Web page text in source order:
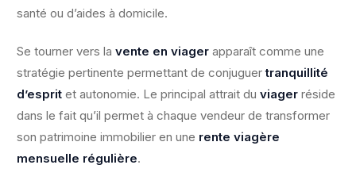
santé ou d’aides à domicile.
Se tourner vers la vente en viager apparaît comme une
stratégie pertinente permettant de conjuguertranquillité
d’esprit et autonomie. Le principal attrait du viager réside
dans le fait qu’il permet à chaque vendeur de transformer
son patrimoine immobilier en une rente viagère
mensuelle régulière.